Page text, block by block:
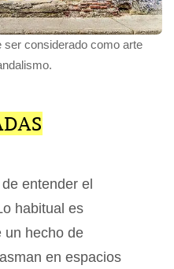
ser considerado como arte
entender el
habitual es
un hecho de
en espacios